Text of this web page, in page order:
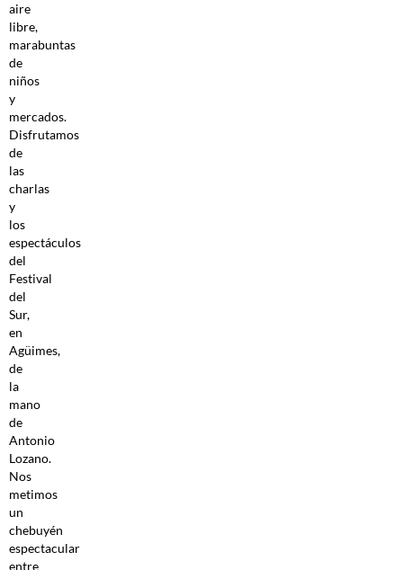
aire
libre,
marabuntas
de
niños
y
mercados.
Disfrutamos
de
las
charlas
y
los
espectáculos
del
Festival
del
Sur,
en
Agüimes,
de
la
mano
de
Antonio
Lozano.
Nos
metimos
un
chebuyén
espectacular
entre